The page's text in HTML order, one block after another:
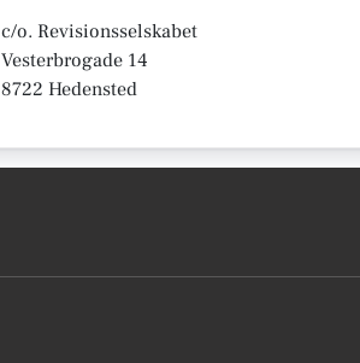
c/o. Revisionsselskabet
Vesterbrogade 14
8722 Hedensted